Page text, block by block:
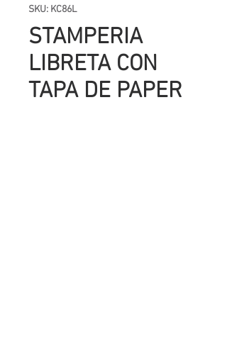
SKU: KC86L
STAMPERIA
LIBRETA CON
TAPA DE PAPER